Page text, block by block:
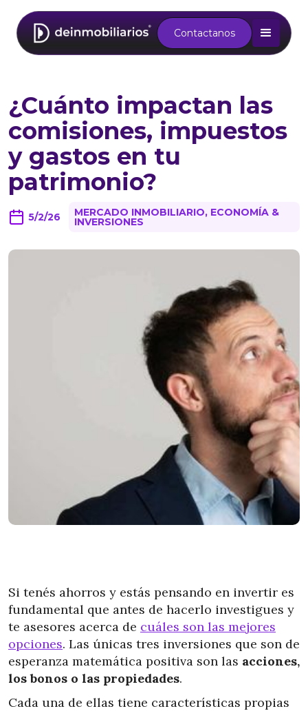
¿Cuánto impactan las
comisiones, impuestos
y gastos en tu
patrimonio?
5/2/26 MERCADO INMOBILIARIO, ECONOMÍA &
INVERSIONES
Contactanos
Si tenés ahorros y estás pensando en invertir es
fundamental que antes de hacerlo investigues y
te asesores acerca de cuáles son las mejores
opciones. Las únicas tres inversiones que son de
esperanza matemática positiva son las acciones,
los bonos o las propiedades.
Cada una de ellas tiene características propias